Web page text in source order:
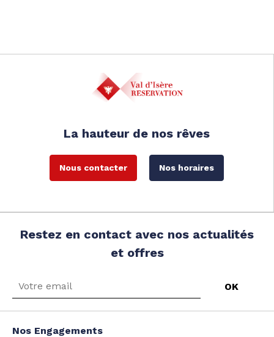
La hauteur de nos rêves
Nous contacter Nos horaires
Restez en contact avec nos actualités
et offres
Nos Engagements